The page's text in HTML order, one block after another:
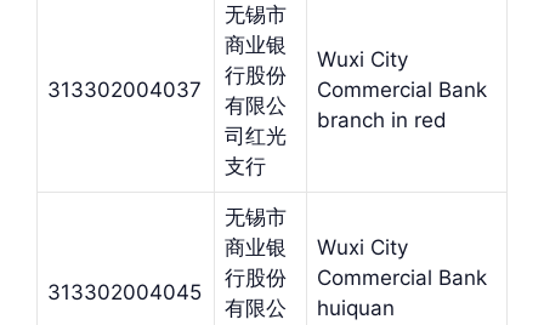
313302004037
无锡市
商业银
行股份
有限公
司红光
支行
Wuxi City
Commercial Bank
branch in red
313302004045
无锡市
商业银
行股份
有限公
Wuxi City
Commercial Bank
huiquan